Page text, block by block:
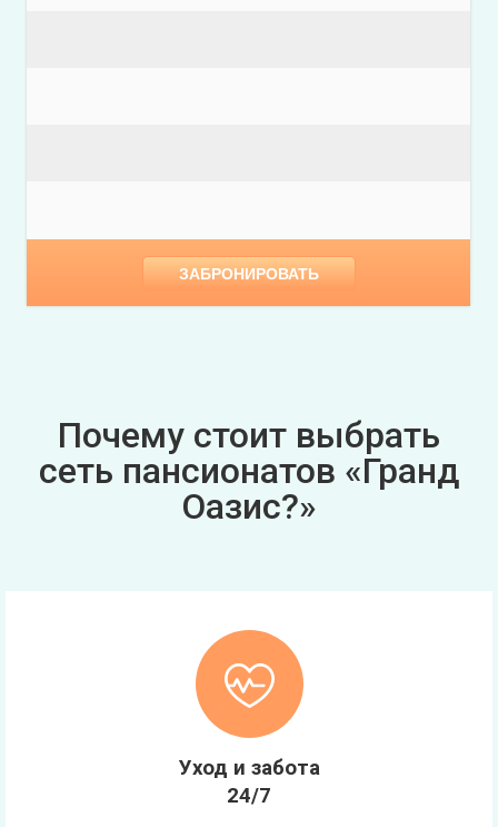
ЗАБРОНИРОВАТЬ
Почему стоит выбрать
сеть пансионатов «Гранд
Оазис?»
Уход и забота
24/7